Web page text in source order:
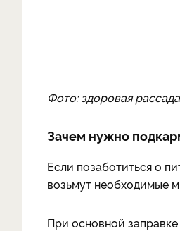
Фото: здоровая
Зачем нужно
Если позаботиться о
возьмут необходимые
При основной